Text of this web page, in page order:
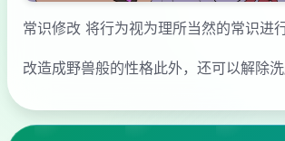
常识修改 将行为视为理所当然的常识进
改造成野兽般的性格此外，还可以解除